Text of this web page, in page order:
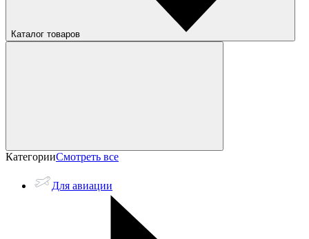
Каталог товаров
КатегорииСмотреть все
Для авиации